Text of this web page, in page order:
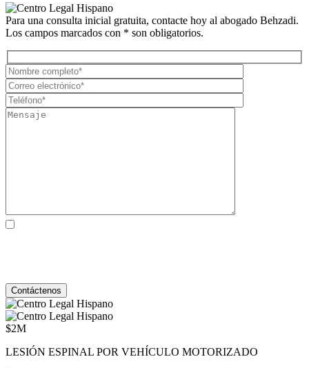
Para una consulta inicial gratuita, contacte hoy al abogado Behzadi.
Los campos marcados con * son obligatorios.
$2M
LESIÓN ESPINAL POR VEHÍCULO MOTORIZADO